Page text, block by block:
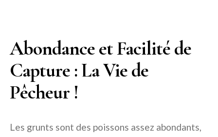
Abondance et Facilité de
Capture : La Vie de
Pêcheur !
Les grunts sont des poissons assez abondants,